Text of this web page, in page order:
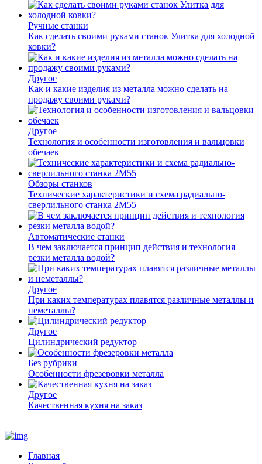
Ручные станки
Как сделать своими руками станок Улитка для холодной
ковки?
Другое
Как и какие изделия из металла можно сделать на
продажу своими руками?
Другое
Технология и особенности изготовления и вальцовки
обечаек
Обзоры станков
Технические характеристики и схема радиально-
сверлильного станка 2М55
Автоматические станки
В чем заключается принцип действия и технология
резки металла водой?
Другое
При каких температурах плавятся различные металлы и
неметаллы?
Другое
Цилиндрический редуктор
Без рубрики
Особенности фрезеровки металла
Другое
Качественная кухня на заказ
Главная